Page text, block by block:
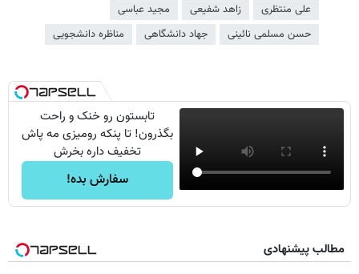
علی منتظری زاهد شفیعی
مجید عباسی
حسن مسلمی نائینی
جهاد دانشگاهی مناظره دانشجویی
تابستون رو خنک و راحت
بگذرون! تا پنکه رومیزی مه پاش
تخفیف داره بخرش
سفارش بده!
مطالب پیشنهادی